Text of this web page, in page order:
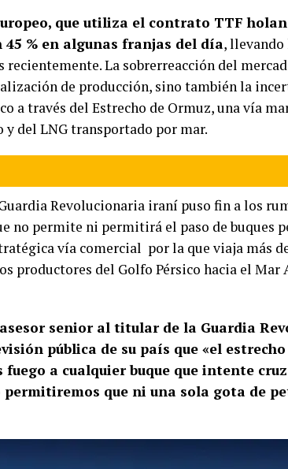
que utiliza el contrato TTF
% en algunas franjas del día,
La sobrerreacción del
de producción, sino también la
a través del Estrecho de Ormuz, una vía
y del LNG transportado por mar.
Revolucionaria iraní puso fin a los
no permite ni permitirá el paso de buques
vía comercial por la que viaja más
productores del Golfo Pérsico hacia el Mar
senior al titular de la Guardia
pública de su país que «el estrecho
a cualquier buque que intente
que ni una sola gota de